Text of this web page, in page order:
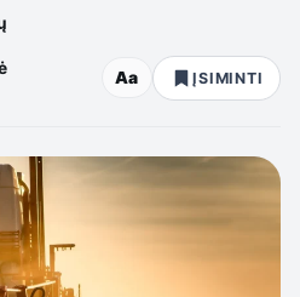
Aa ĮSIMINTI